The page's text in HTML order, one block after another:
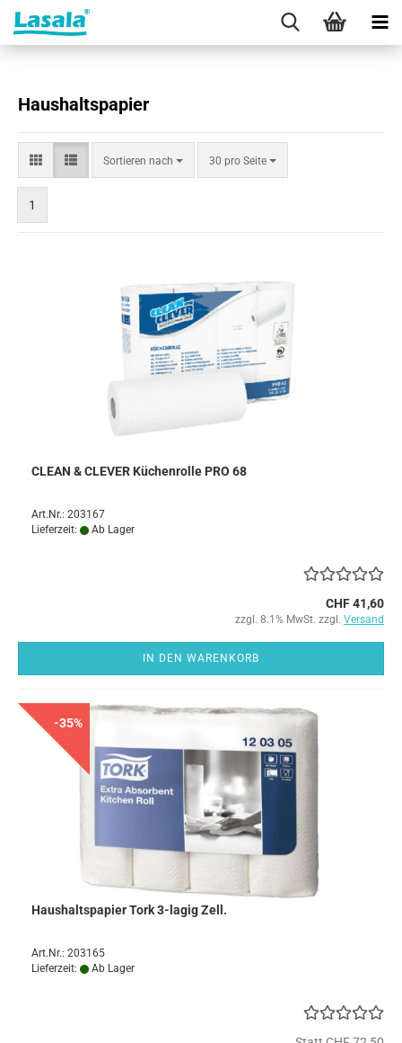
Haushaltspapier
Sortieren nach
Sortieren
nach
30 pro Seite
pro Seite
1
CLEAN & CLEVER Küchenrolle PRO 68
Art.Nr.: 203167
Lieferzeit:
Ab Lager
CHF 41,60
zzgl. 8.1% MwSt. zzgl. Versand
IN DEN WARENKORB
-35%
Haushaltspapier Tork 3-lagig Zell.
Art.Nr.: 203165
Lieferzeit:
Ab Lager